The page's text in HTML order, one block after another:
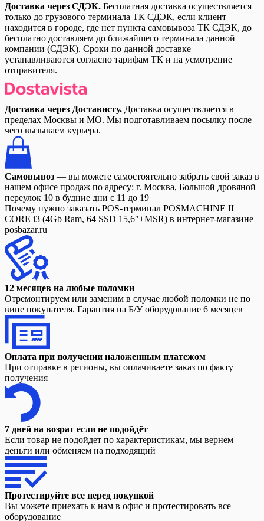
Доставка через СДЭК. Бесплатная доставка осуществляется
только до грузового терминала ТК СДЭК, если клиент
находится в городе, где нет пункта самовывоза ТК СДЭК, до
бесплатно доставляем до ближайшего терминала данной
компании (СДЭК). Сроки по данной доставке
устанавливаются согласно тарифам ТК и на усмотрение
отправителя.
Доставка через Достависту. Доставка осуществляется в
пределах Москвы и МО. Мы подготавливаем посылку после
чего вызываем курьера.
Самовывоз — вы можете самостоятельно забрать свой заказ в
нашем офисе продаж по адресу: г. Москва, Большой дровяной
переулок 10 в будние дни с 11 до 19
Почему нужно заказать POS-терминал POSMACHINE II
CORE i3 (4Gb Ram, 64 SSD 15,6″+MSR) в интернет-магазине
posbazar.ru
12 месяцев на любые поломки
Отремонтируем или заменим в случае любой поломки не по
вине покупателя. Гарантия на Б/У оборудование 6 месяцев
Оплата при получении наложенным платежом
При отправке в регионы, вы оплачиваете заказ по факту
получения
7 дней на возрат если не подойдёт
Если товар не подойдет по характеристикам, мы вернем
деньги или обменяем на подходящий
Протестируйте все перед покупкой
Вы можете приехать к нам в офис и протестировать все
оборудование